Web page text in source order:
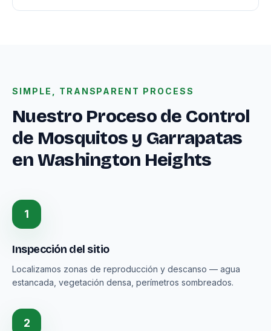
SIMPLE, TRANSPARENT PROCESS
Nuestro Proceso de Control
de Mosquitos y Garrapatas
en Washington Heights
1
Inspección del sitio
Localizamos zonas de reproducción y descanso — agua
estancada, vegetación densa, perímetros sombreados.
2